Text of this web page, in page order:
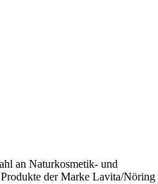
an Naturkosmetik- und
der Marke Lavita/Nöring